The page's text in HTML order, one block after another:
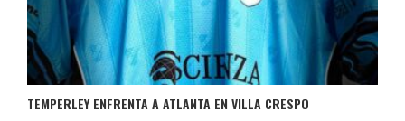
TEMPERLEY ENFRENTA A ATLANTA EN VILLA CRESPO